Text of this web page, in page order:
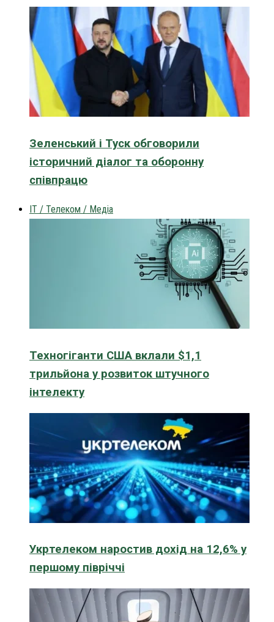
Зеленський і Туск обговорили
історичний діалог та оборонну
співпрацю
IT / Телеком / Медіа
Техногіганти США вклали $1,1
трильйона у розвиток штучного
інтелекту
Укртелеком наростив дохід на 12,6% у
першому півріччі